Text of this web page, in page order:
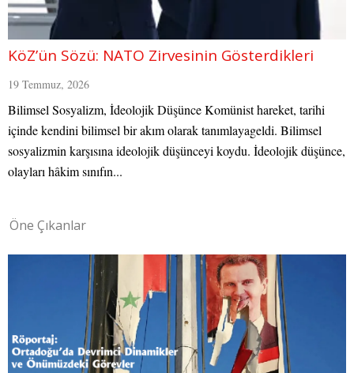
KöZ’ün Sözü: NATO Zirvesinin Gösterdikleri
19 Temmuz, 2026
Bilimsel Sosyalizm, İdeolojik Düşünce Komünist hareket, tarihi
içinde kendini bilimsel bir akım olarak tanımlayageldi. Bilimsel
sosyalizmin karşısına ideolojik düşünceyi koydu. İdeolojik düşünce,
olayları hâkim sınıfın...
Öne Çıkanlar